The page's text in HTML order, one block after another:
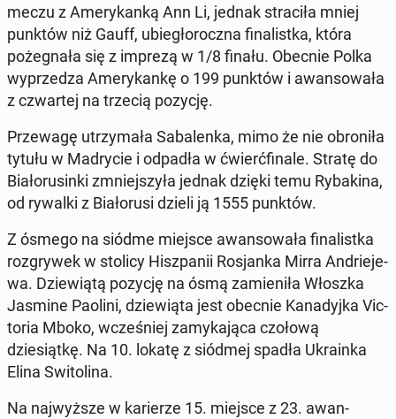
meczu z Amerykanką Ann Li, jednak straciła mniej
punktów niż Gauff, ubiegłorocz­na fi­nal­ist­ka, która
pożeg­nała się z imprezą w 1/8 finału. Obecnie Polka
wyprzedza Amerykankę o 199 punktów i awan­sowała
z czwartej na trzecią pozycję.
Przewagę utrzy­mała Sa­balen­ka, mimo że nie obroniła
tytułu w Madrycie i odpadła w ćwierć­fi­nale. Stratę do
Bi­ałorusin­ki zm­niejszyła jednak dzięki temu Ry­bak­i­na,
od rywalki z Bi­ałorusi dzieli ją 1555 punktów.
Z ósmego na siódme miejsce awan­sowała fi­nal­ist­ka
roz­gry­wek w stolicy Hisz­panii Ros­jan­ka Mirra An­drieje­
wa. Dziewiątą pozycję na ósmą za­mieniła Włoszka
Jasmine Paolini, dziewią­ta jest obecnie Kanadyj­ka Vic­
to­ria Mboko, wcześniej za­myka­ją­ca czołową
dziesiątkę. Na 10. lokatę z siódmej spadła Ukrain­ka
Elina Switoli­na.
Na na­jwyższe w kari­erze 15. miejsce z 23. awan­